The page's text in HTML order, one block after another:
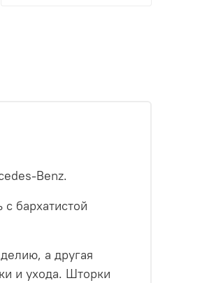
Benz.
бархатистой
а другая
и ухода. Шторки